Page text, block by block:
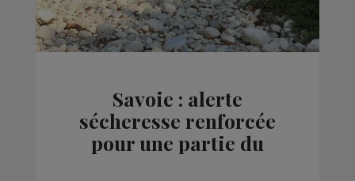
Savoie : alerte
sécheresse renforcée
pour une partie du